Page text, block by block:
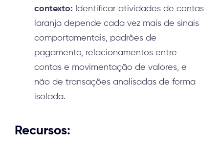
contexto: Identificar atividades de contas
laranja depende cada vez mais de sinais
comportamentais, padrões de
pagamento, relacionamentos entre
contas e movimentação de valores, e
não de transações analisadas de forma
isolada.
Recursos: